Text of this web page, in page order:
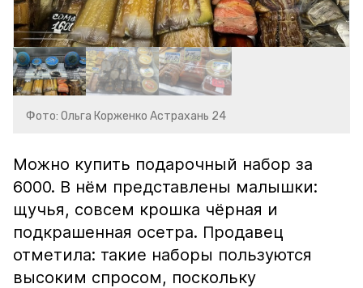
Фото: Ольга Корженко Астрахань 24
Можно купить подарочный набор за
6000. В нём представлены малышки:
щучья, совсем крошка чёрная и
подкрашенная осетра. Продавец
отметила: такие наборы пользуются
высоким спросом, поскольку